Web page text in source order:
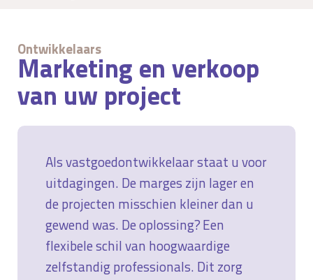
Ontwikkelaars
Marketing en verkoop
van uw project
Als vastgoedontwikkelaar staat u voor
uitdagingen. De marges zijn lager en
de projecten misschien kleiner dan u
gewend was. De oplossing? Een
flexibele schil van hoogwaardige
zelfstandig professionals. Dit zorg